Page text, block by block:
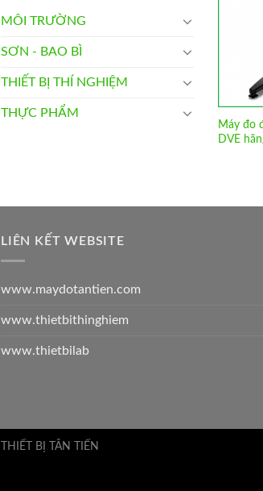
MÔI TRƯỜNG
SƠN - BAO BÌ
THIẾT BỊ THÍ NGHIỆM
THỰC PHẨM
Máy đo
DVE
LIÊN KẾT WEBSITE
www.maydotantien.com
www.thietbithinghiem
www.thietbilab
THIẾT BỊ TÂN TIẾN